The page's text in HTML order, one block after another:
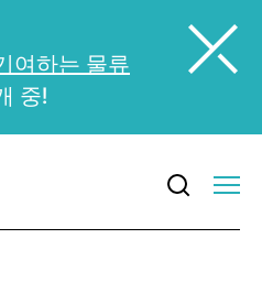
여하는 물류
중!